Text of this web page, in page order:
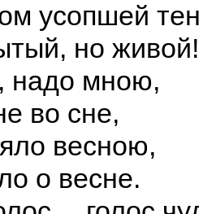
усопшей
но живой!
надо мною,
во сне,
весною,
о весне.